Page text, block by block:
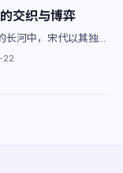
交织与博弈
长河中，宋代以其独
荣闻名于世。了解这